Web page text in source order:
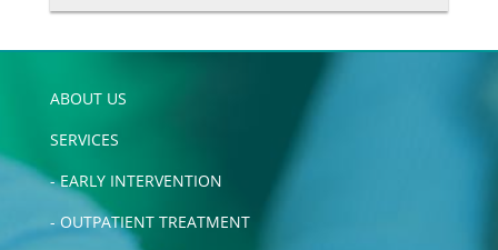
ABOUT US
SERVICES
-EARLY INTERVENTION
- OUTPATIENT TREATMENT